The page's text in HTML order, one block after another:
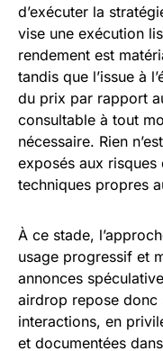
d’exécuter la
vise une exécution
rendement est
tandis que l’issue à
du prix par rapport
consultable à tout
nécessaire. Rien
exposés aux
techniques propres
À ce stade,
usage progressif et
annonces
airdrop repose donc
interactions, en
et documentées